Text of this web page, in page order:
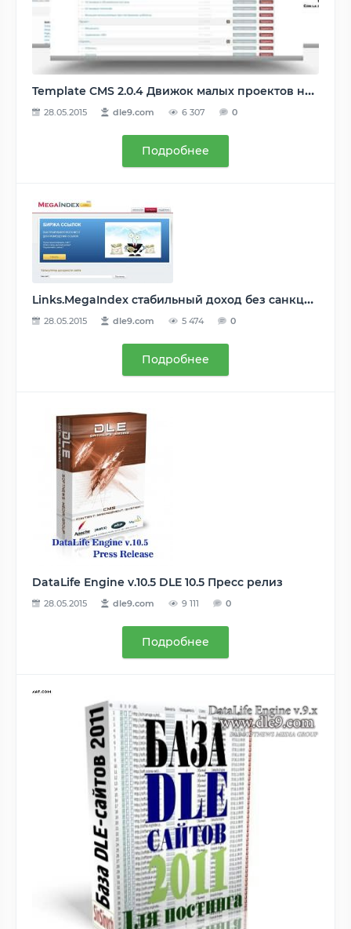
Template CMS 2.0.4 Движок малых проектов на подобие дле
28.05.2015 dle9.com 6 307 0
Подробнее
Links.MegaIndex стабильный доход без санкций
28.05.2015 dle9.com 5 474 0
Подробнее
DataLife Engine v.10.5 DLE 10.5 Пресс релиз
28.05.2015 dle9.com 9 111 0
Подробнее